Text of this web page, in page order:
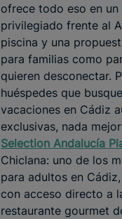
ofrece todo eso en un
privilegiado frente al
piscina y una
para familias como
quieren desconectar.
huéspedes que
vacaciones en Cádiz
exclusivas, nada
Selection Andalucía
Chiclana: uno de los
para adultos en
con acceso directo a
restaurante gourmet